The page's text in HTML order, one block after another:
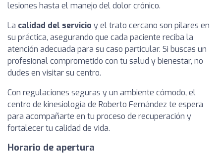
lesiones hasta el manejo del dolor crónico.
La calidad del servicio y el trato cercano son pilares en
su práctica, asegurando que cada paciente reciba la
atención adecuada para su caso particular. Si buscas un
profesional comprometido con tu salud y bienestar, no
dudes en visitar su centro.
Con regulaciones seguras y un ambiente cómodo, el
centro de kinesiología de Roberto Fernández te espera
para acompañarte en tu proceso de recuperación y
fortalecer tu calidad de vida.
Horario de apertura